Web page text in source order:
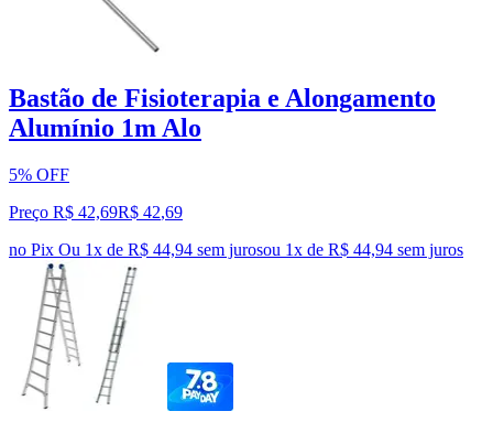
Bastão de Fisioterapia e Alongamento
Alumínio 1m Alo
5% OFF
Preço R$ 42,69R$ 42,69
no Pix Ou 1x de R$ 44,94 sem jurosou 1x de R$ 44,94 sem juros